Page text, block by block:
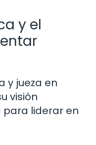
y el
y jueza en
visión
para liderar en